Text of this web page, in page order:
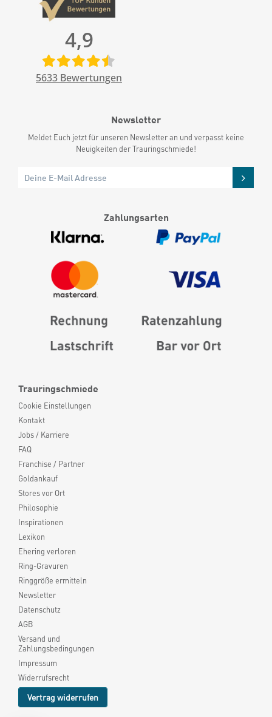
Trauringschmiede
Cookie Einstellungen
Kontakt
Jobs / Karriere
FAQ
Franchise / Partner
Goldankauf
Stores vor Ort
Philosophie
Inspirationen
Lexikon
Ehering verloren
Ring-Gravuren
Ringgröße ermitteln
Newsletter
Datenschutz
AGB
Versand und
Zahlungsbedingungen
Impressum
Widerrufsrecht
Vertrag widerrufen
4,9
5633 Bewertungen
Newsletter
Meldet Euch jetzt für unseren Newsletter an und verpasst keine
Neuigkeiten der Trauringschmiede!
Zahlungsarten